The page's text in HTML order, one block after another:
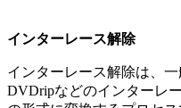
インターレース解除
インターレース解除は、
DVDripなどのインターレ